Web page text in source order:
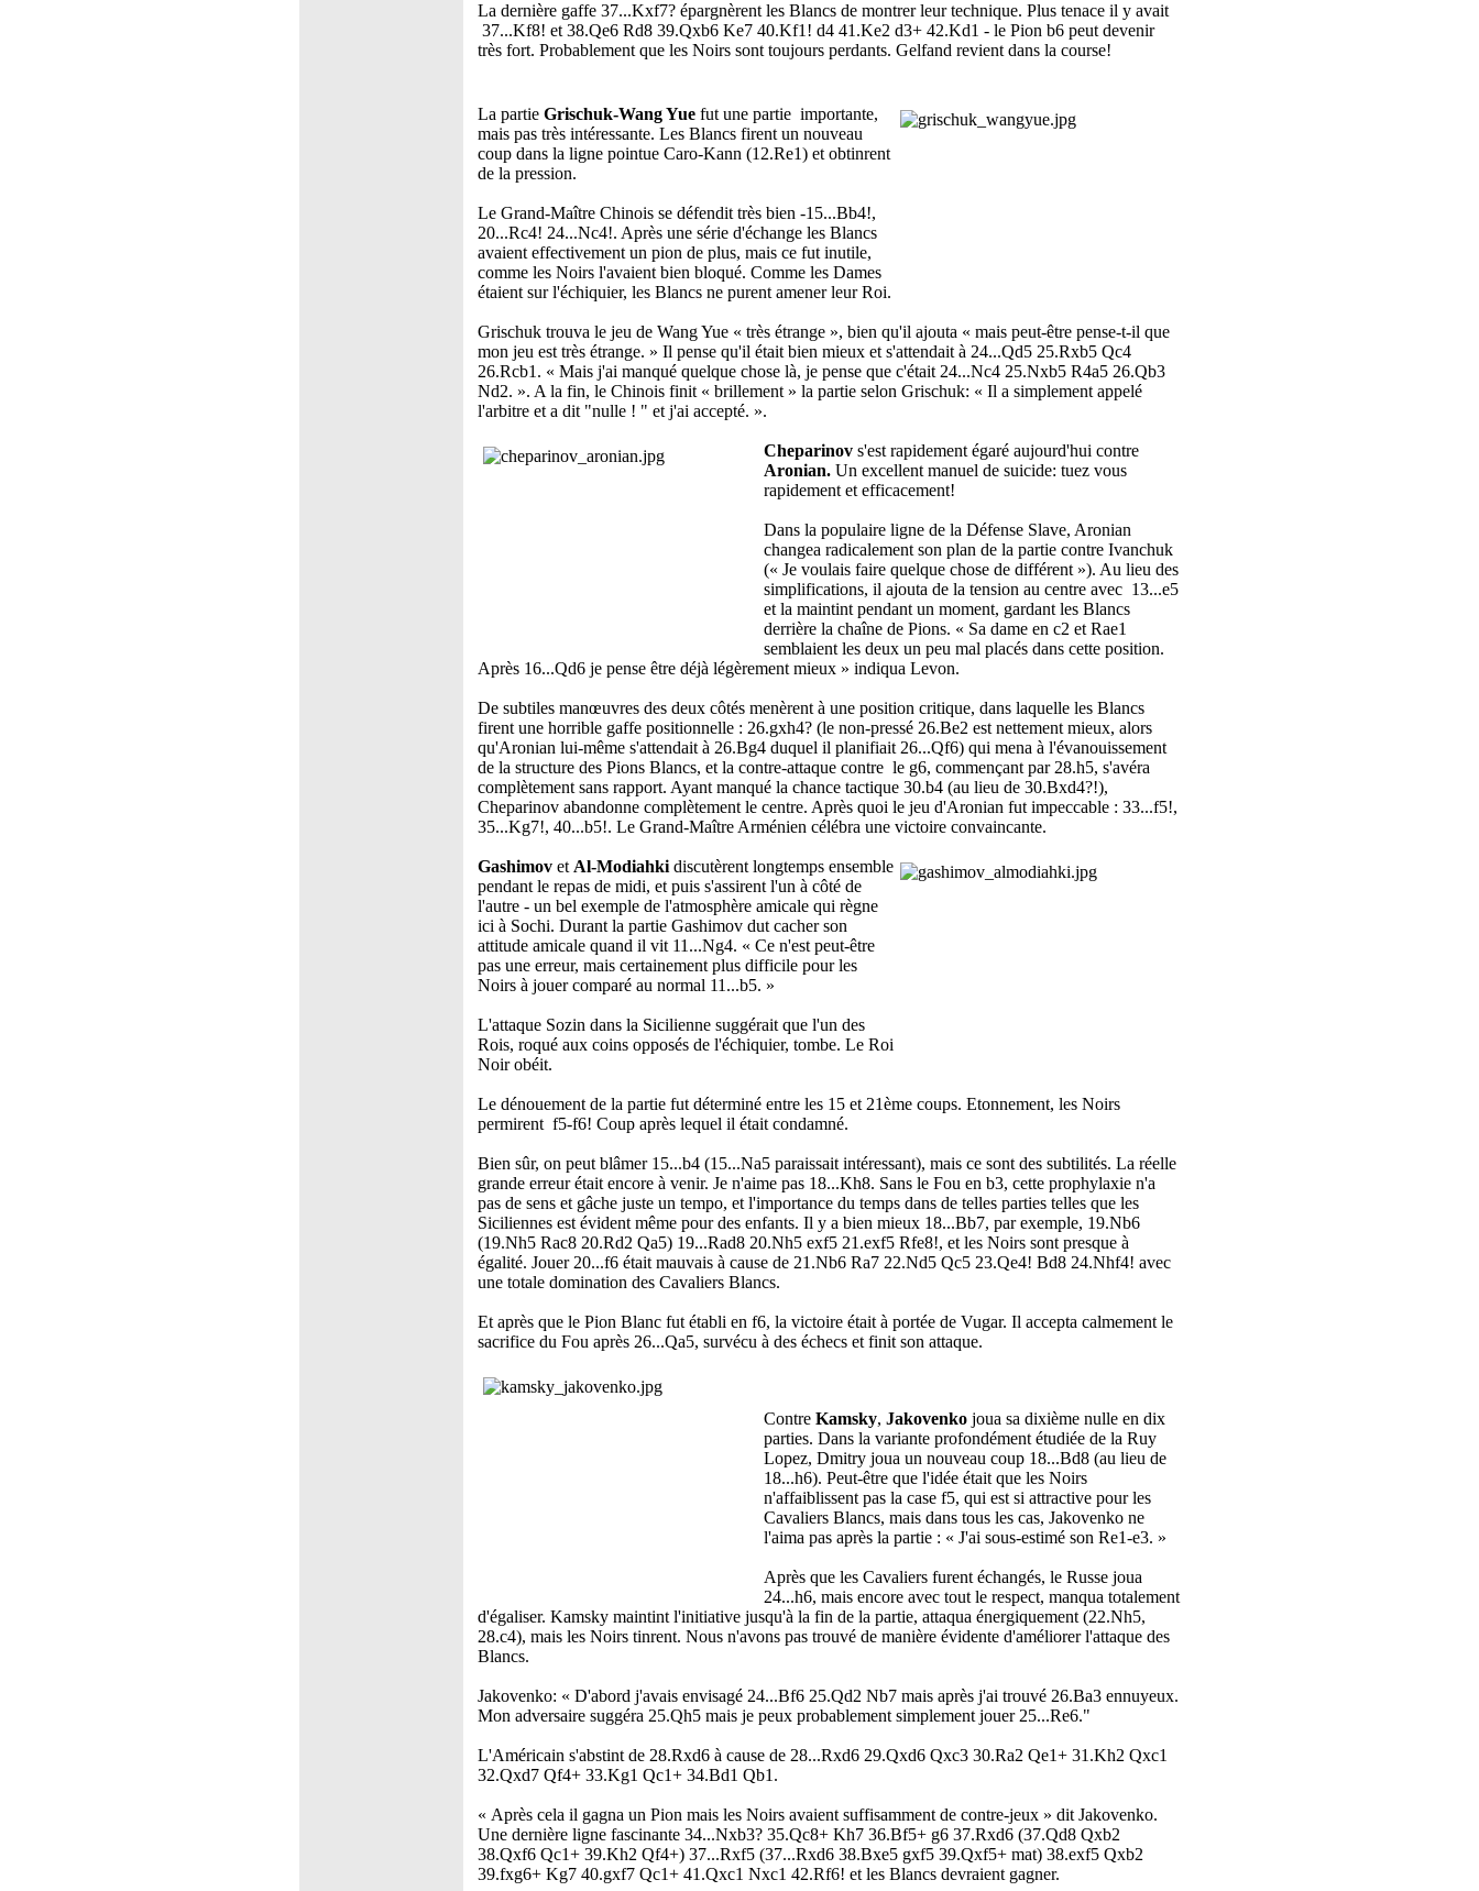
La dernière gaffe 37...Kxf7? épargnèrent les Blancs de montrer leur technique. Plus tenace il y avait
37...Kf8! et 38.Qe6 Rd8 39.Qxb6 Ke7 40.Kf1! d4 41.Ke2 d3+ 42.Kd1 - le Pion b6 peut devenir
très fort. Probablement que les Noirs sont toujours perdants. Gelfand revient dans la course!
La partie Grischuk-Wang Yue fut une partie importante,
mais pas très intéressante. Les Blancs firent un nouveau
coup dans la ligne pointue Caro-Kann (12.Re1) et obtinrent
de la pression.
Le Grand-Maître Chinois se défendit très bien -15...Bb4!,
20...Rc4! 24...Nc4!. Après une série d'échange les Blancs
avaient effectivement un pion de plus, mais ce fut inutile,
comme les Noirs l'avaient bien bloqué. Comme les Dames
étaient sur l'échiquier, les Blancs ne purent amener leur Roi.
Grischuk trouva le jeu de Wang Yue « très étrange », bien qu'il ajouta « mais peut-être pense-t-il que
mon jeu est très étrange. » Il pense qu'il était bien mieux et s'attendait à 24...Qd5 25.Rxb5 Qc4
26.Rcb1. « Mais j'ai manqué quelque chose là, je pense que c'était 24...Nc4 25.Nxb5 R4a5 26.Qb3
Nd2. ». A la fin, le Chinois finit « brillement » la partie selon Grischuk: « Il a simplement appelé
l'arbitre et a dit "nulle ! " et j'ai accepté. ».
Cheparinov s'est rapidement égaré aujourd'hui contre
Aronian. Un excellent manuel de suicide: tuez vous
rapidement et efficacement!
Dans la populaire ligne de la Défense Slave, Aronian
changea radicalement son plan de la partie contre Ivanchuk
(« Je voulais faire quelque chose de différent »). Au lieu des
simplifications, il ajouta de la tension au centre avec 13...e5
et la maintint pendant un moment, gardant les Blancs
derrière la chaîne de Pions. « Sa dame en c2 et Rae1
semblaient les deux un peu mal placés dans cette position.
Après 16...Qd6 je pense être déjà légèrement mieux » indiqua Levon.
De subtiles manœuvres des deux côtés menèrent à une position critique, dans laquelle les Blancs
firent une horrible gaffe positionnelle : 26.gxh4? (le non-pressé 26.Be2 est nettement mieux, alors
qu'Aronian lui-même s'attendait à 26.Bg4 duquel il planifiait 26...Qf6) qui mena à l'évanouissement
de la structure des Pions Blancs, et la contre-attaque contre le g6, commençant par 28.h5, s'avéra
complètement sans rapport. Ayant manqué la chance tactique 30.b4 (au lieu de 30.Bxd4?!),
Cheparinov abandonne complètement le centre. Après quoi le jeu d'Aronian fut impeccable : 33...f5!,
35...Kg7!, 40...b5!. Le Grand-Maître Arménien célébra une victoire convaincante.
Gashimov et Al-Modiahki discutèrent longtemps ensemble
pendant le repas de midi, et puis s'assirent l'un à côté de
l'autre - un bel exemple de l'atmosphère amicale qui règne
ici à Sochi. Durant la partie Gashimov dut cacher son
attitude amicale quand il vit 11...Ng4. « Ce n'est peut-être
pas une erreur, mais certainement plus difficile pour les
Noirs à jouer comparé au normal 11...b5. »
L'attaque Sozin dans la Sicilienne suggérait que l'un des
Rois, roqué aux coins opposés de l'échiquier, tombe. Le Roi
Noir obéit.
Le dénouement de la partie fut déterminé entre les 15 et 21ème coups. Etonnement, les Noirs
permirent f5-f6! Coup après lequel il était condamné.
Bien sûr, on peut blâmer 15...b4 (15...Na5 paraissait intéressant), mais ce sont des subtilités. La réelle
grande erreur était encore à venir. Je n'aime pas 18...Kh8. Sans le Fou en b3, cette prophylaxie n'a
pas de sens et gâche juste un tempo, et l'importance du temps dans de telles parties telles que les
Siciliennes est évident même pour des enfants. Il y a bien mieux 18...Bb7, par exemple, 19.Nb6
(19.Nh5 Rac8 20.Rd2 Qa5) 19...Rad8 20.Nh5 exf5 21.exf5 Rfe8!, et les Noirs sont presque à
égalité. Jouer 20...f6 était mauvais à cause de 21.Nb6 Ra7 22.Nd5 Qc5 23.Qe4! Bd8 24.Nhf4! avec
une totale domination des Cavaliers Blancs.
Et après que le Pion Blanc fut établi en f6, la victoire était à portée de Vugar. Il accepta calmement le
sacrifice du Fou après 26...Qa5, survécu à des échecs et finit son attaque.
Contre Kamsky, Jakovenko joua sa dixième nulle en dix
parties. Dans la variante profondément étudiée de la Ruy
Lopez, Dmitry joua un nouveau coup 18...Bd8 (au lieu de
18...h6). Peut-être que l'idée était que les Noirs
n'affaiblissent pas la case f5, qui est si attractive pour les
Cavaliers Blancs, mais dans tous les cas, Jakovenko ne
l'aima pas après la partie : « J'ai sous-estimé son Re1-e3. »
Après que les Cavaliers furent échangés, le Russe joua
24...h6, mais encore avec tout le respect, manqua totalement
d'égaliser. Kamsky maintint l'initiative jusqu'à la fin de la partie, attaqua énergiquement (22.Nh5,
28.c4), mais les Noirs tinrent. Nous n'avons pas trouvé de manière évidente d'améliorer l'attaque des
Blancs.
Jakovenko: « D'abord j'avais envisagé 24...Bf6 25.Qd2 Nb7 mais après j'ai trouvé 26.Ba3 ennuyeux.
Mon adversaire suggéra 25.Qh5 mais je peux probablement simplement jouer 25...Re6."
L'Américain s'abstint de 28.Rxd6 à cause de 28...Rxd6 29.Qxd6 Qxc3 30.Ra2 Qe1+ 31.Kh2 Qxc1
32.Qxd7 Qf4+ 33.Kg1 Qc1+ 34.Bd1 Qb1.
« Après cela il gagna un Pion mais les Noirs avaient suffisamment de contre-jeux » dit Jakovenko.
Une dernière ligne fascinante 34...Nxb3? 35.Qc8+ Kh7 36.Bf5+ g6 37.Rxd6 (37.Qd8 Qxb2
38.Qxf6 Qc1+ 39.Kh2 Qf4+) 37...Rxf5 (37...Rxd6 38.Bxe5 gxf5 39.Qxf5+ mat) 38.exf5 Qxb2
39.fxg6+ Kg7 40.gxf7 Qc1+ 41.Qxc1 Nxc1 42.Rf6! et les Blancs devraient gagner.